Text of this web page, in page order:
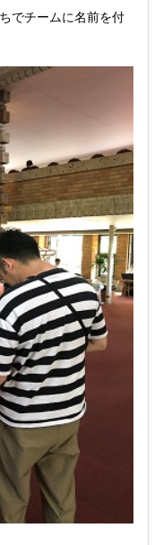
でチームに名前を付